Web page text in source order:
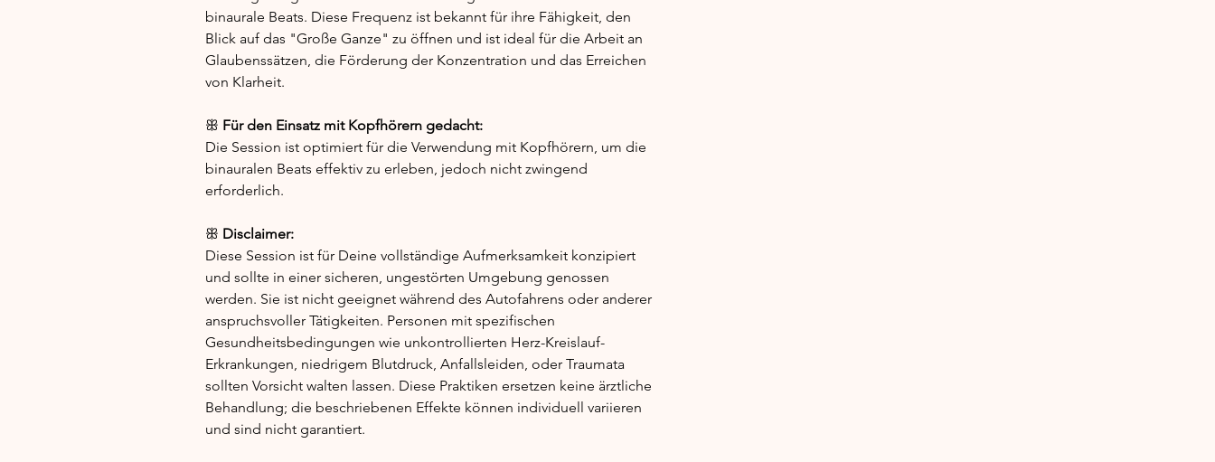
binaurale Beats. Diese Frequenz ist bekannt für ihre Fähigkeit, den
Blick auf das "Große Ganze" zu öffnen und ist ideal für die Arbeit an
Glaubenssätzen, die Förderung der Konzentration und das Erreichen
von Klarheit.
ꕥ Für den Einsatz mit Kopfhörern gedacht:
Die Session ist optimiert für die Verwendung mit Kopfhörern, um die
binauralen Beats effektiv zu erleben, jedoch nicht zwingend
erforderlich.
ꕥ Disclaimer:
Diese Session ist für Deine vollständige Aufmerksamkeit konzipiert
und sollte in einer sicheren, ungestörten Umgebung genossen
werden. Sie ist nicht geeignet während des Autofahrens oder anderer
anspruchsvoller Tätigkeiten. Personen mit spezifischen
Gesundheitsbedingungen wie unkontrollierten Herz-Kreislauf-
Erkrankungen, niedrigem Blutdruck, Anfallsleiden, oder Traumata
sollten Vorsicht walten lassen. Diese Praktiken ersetzen keine ärztliche
Behandlung; die beschriebenen Effekte können individuell variieren
und sind nicht garantiert.